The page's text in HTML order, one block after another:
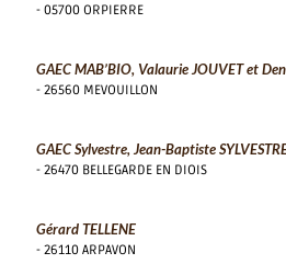
- 05700 ORPIERRE
GAEC MAB’BIO, Valaurie JOUVET et
- 26560 MEVOUILLON
GAEC Sylvestre, Jean-Baptiste
- 26470 BELLEGARDE EN DIOIS
Gérard TELLENE
- 26110 ARPAVON